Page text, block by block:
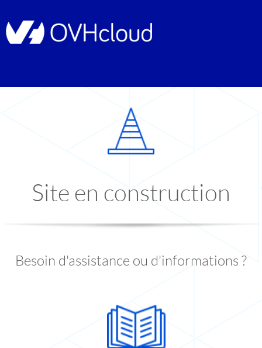
Site en construction
Besoin d'assistance ou d'informations ?